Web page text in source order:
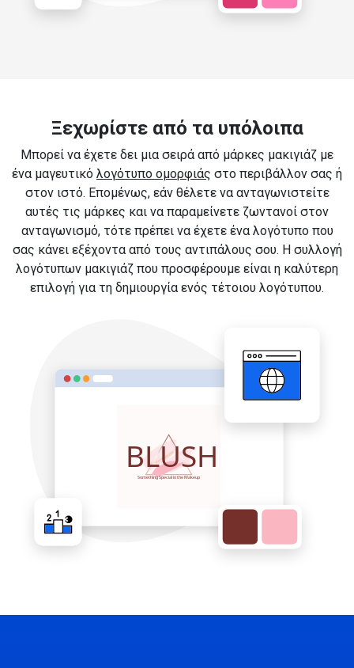
Ξεχωρίστε από τα υπόλοιπα
Μπορεί να έχετε δει μια σειρά από μάρκες μακιγιάζ με
ένα μαγευτικό λογότυπο ομορφιάς στο περιβάλλον σας ή
στον ιστό. Επομένως, εάν θέλετε να ανταγωνιστείτε
αυτές τις μάρκες και να παραμείνετε ζωντανοί στον
ανταγωνισμό, τότε πρέπει να έχετε ένα λογότυπο που
σας κάνει εξέχοντα από τους αντιπάλους σου. Η συλλογή
λογότυπων μακιγιάζ που προσφέρουμε είναι η καλύτερη
επιλογή για τη δημιουργία ενός τέτοιου λογότυπου.